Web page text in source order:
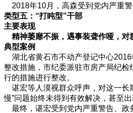
2018年10月，高森受到党内严重警
类型五：“打盹型”干部
主要表现
精神萎靡不振，遇事装聋作哑，对
典型案例
湖北省黄石市不动产登记中心2016
整改措施，市纪委派驻市房产局纪
行的措施进行整改。
谌宏等人漠视群众呼声，对这一长
慢”问题始终未得到有效解决，甚至
最终，谌宏受到党内严重警告、政